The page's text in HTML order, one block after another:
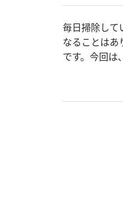
毎日掃除して
なることは
です。今回は